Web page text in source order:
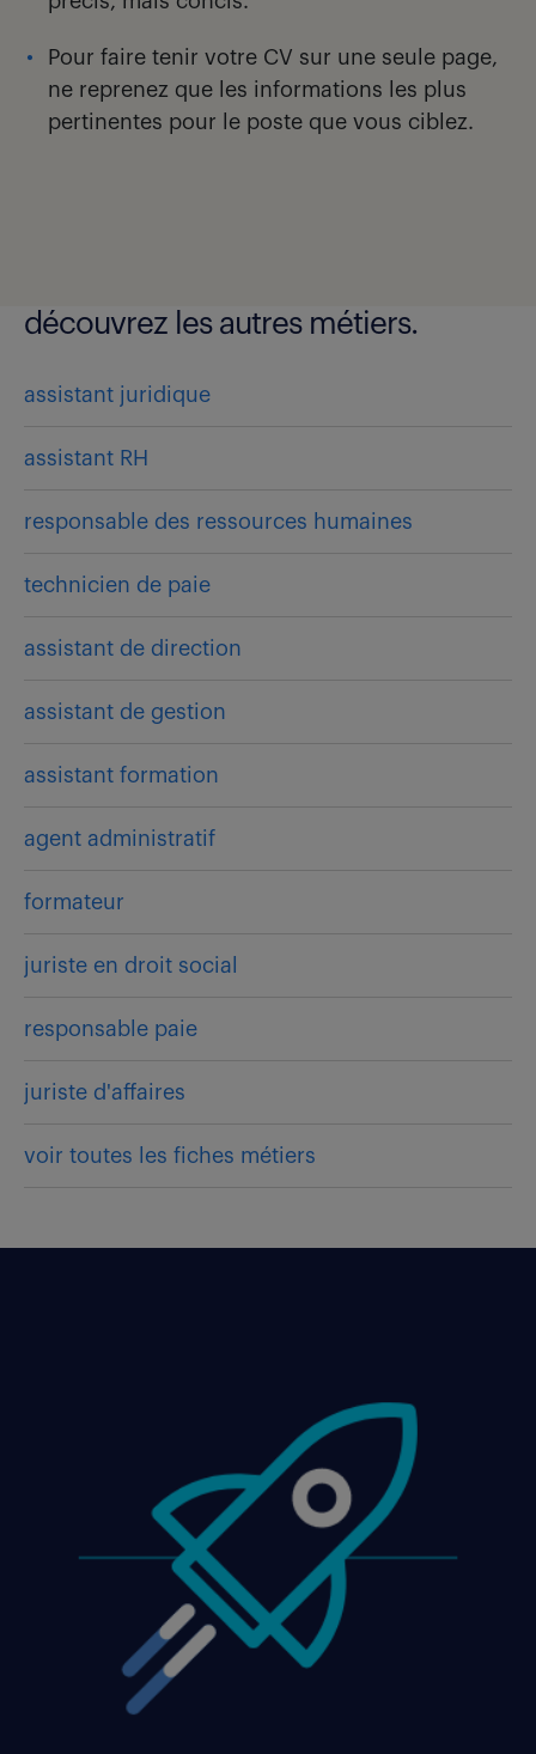
Pour faire tenir votre CV sur une seule page,
ne reprenez que les informations les plus
pertinentes pour le poste que vous ciblez.
découvrez les autres métiers.
assistant juridique
assistant RH
responsable des ressources humaines
technicien de paie
assistant de direction
assistant de gestion
assistant formation
agent administratif
formateur
juriste en droit social
responsable paie
juriste d'affaires
voir toutes les fiches métiers